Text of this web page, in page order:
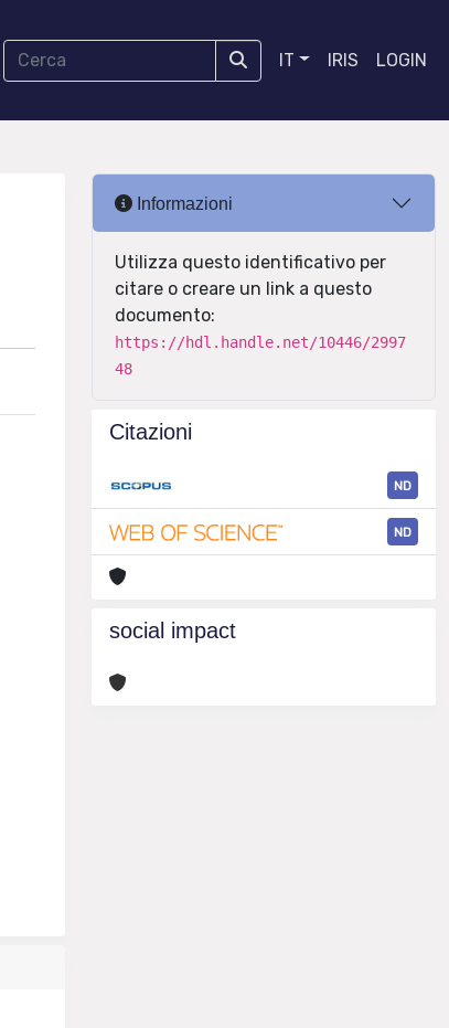
IT IRIS LOGIN
Informazioni
Utilizza questo identificativo per
citare o creare un link a questo
documento:
https://hdl.handle.net/10446/2997
48
Citazioni
ND
ND
social impact